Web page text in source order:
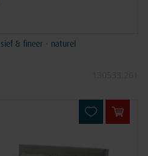
& fineer - naturel
In